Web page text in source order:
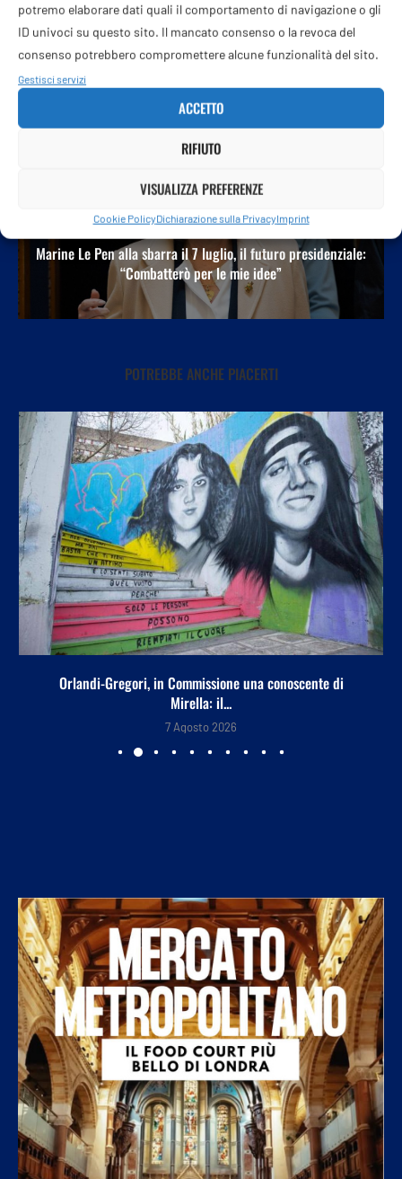
potremo elaborare dati quali il comportamento di navigazione o gli
ID univoci su questo sito. Il mancato consenso o la revoca del
consenso potrebbero compromettere alcune funzionalità del sito.
Gestisci servizi
ACCETTO
RIFIUTO
VISUALIZZA PREFERENZE
Cookie PolicyDichiarazione sulla PrivacyImprint
POST PRECEDENTE
Soverino (Aisla): “La Casa di Silvia tiene acceso un ricordo”
Marine Le Pen alla sbarra il 7 luglio, il futuro presidenziale:
“Combatterò per le mie idee”
POTREBBE ANCHE PIACERTI
Orlandi-Gregori, in Commissione una conoscente di
Mirella: il...
7 Agosto 2026